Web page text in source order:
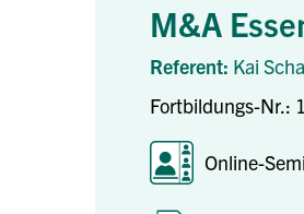
M&A
Referent: Kai
Fortbildungs-Nr.:
Online-